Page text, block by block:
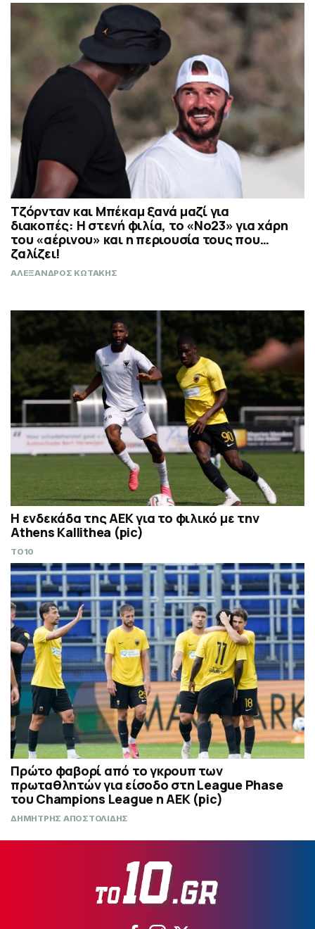
Τζόρνταν και Μπέκαμ ξανά μαζί για
διακοπές: Η στενή φιλία, το «Νο23» για χάρη
του «αέρινου» και η περιουσία τους που…
ζαλίζει!
ΑΛΕΞΑΝΔΡΟΣ ΚΩΤΑΚΗΣ
Η ενδεκάδα της ΑΕΚ για το φιλικό με την
Athens Kallithea (pic)
TO10
Πρώτο φαβορί από το γκρουπ των
πρωταθλητών για είσοδο στη League Phase
του Champions League η ΑΕΚ (pic)
ΔΗΜΗΤΡΗΣ ΑΠΟΣΤΟΛΙΔΗΣ